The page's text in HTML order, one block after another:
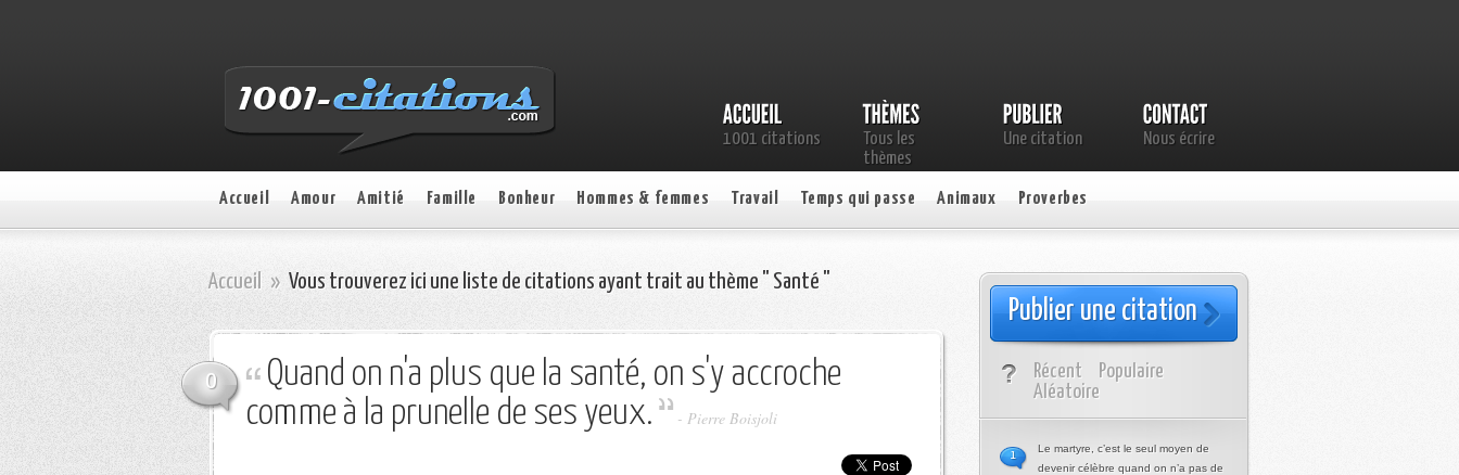
1001 citations
Tous les
thèmes
Une citation Nous écrire
Accueil Amour Amitié Famille Bonheur Hommes & femmes Travail Temps qui passe Animaux Proverbes
Accueil » Vous trouverez ici une liste de citations ayant trait au thème " Santé "
0
Quand on n'a plus que la santé, on s'y accroche
comme à la prunelle de ses yeux.
- Pierre Boisjoli
Publier une citation
Récent
Populaire
Aléatoire
Le martyre, c’est le seul moyen de
devenir célèbre quand on n’a pas de
1